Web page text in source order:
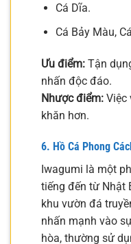
Cá Dĩa.
Cá Bảy Màu,
Ưu điểm: Tận
nhấn độc đáo.
Nhược điểm: Việc
khăn hơn.
6. Hồ Cá Phong
Iwagumi là một
tiếng đến từ Nhật
khu vườn đá
nhấn mạnh vào
hòa, thường sử